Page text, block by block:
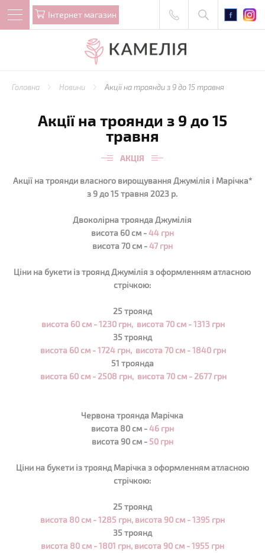
Iнтернет магазин
Головна Новини Акції на троянди з 9 до 15 травня
Акції на троянди з 9 до 15
травня
АКЦІЯ
Акції на троянди власного вирощування Джумілія і Марічка*
з 9 до 15 травня 2023 р.
Двоколірна троянда Джумілія
висота 60 см -44 грн
висота 70 см -47 грн
Ціни на букети із троянд Джумілія з оформленням атласною
стрічкою:
25 троянд
висота 60 см - 1230 грн, висота 70 см - 1313 грн
35 троянд
висота 60 см - 1724 грн, висота 70 см - 1840 грн
51 троянда
висота 60 см - 2508 грн, висота 70 см - 2677 грн
Червона троянда Марічка
висота 80 см -46 грн
висота 90 см - 50 грн
Ціни на букети із троянд Марічказ оформленням атласною
стрічкою:
25 троянд
висота 80 см - 1285 грн, висота 90 см - 1395 грн
35 троянд
висота 80 см - 1801 грн, висота 90 см - 1955 грн